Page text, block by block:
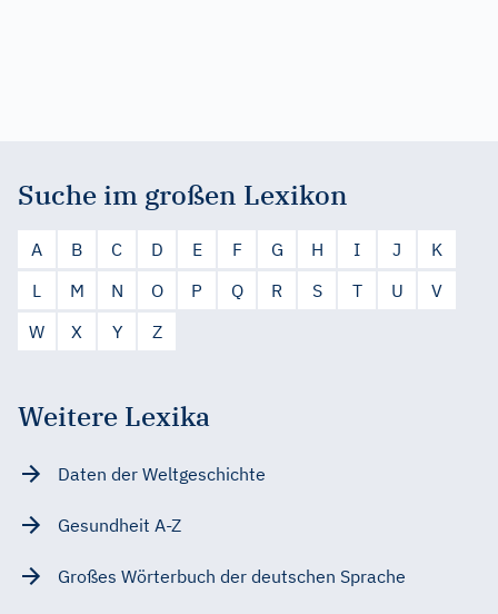
Suche im großen Lexikon
A B C D E F G H I J
K
L
M N O P Q R S T U
V
W
X Y Z
Weitere Lexika
Daten der Weltgeschichte
Gesundheit A-Z
Großes Wörterbuch der deutschen Sprache